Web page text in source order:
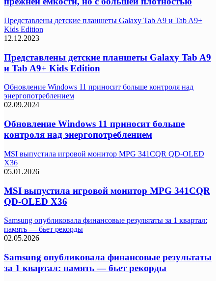
Представлены детские планшеты Galaxy Tab A9 и Tab A9+
Kids Edition
12.12.2023
Представлены детские планшеты Galaxy Tab A9
и Tab A9+ Kids Edition
Обновление Windows 11 приносит больше контроля над
энергопотреблением
02.09.2024
Обновление Windows 11 приносит больше
контроля над энергопотреблением
MSI выпустила игровой монитор MPG 341CQR QD-OLED
X36
05.01.2026
MSI выпустила игровой монитор MPG 341CQR
QD-OLED X36
Samsung опубликовала финансовые результаты за 1 квартал:
память — бьет рекорды
02.05.2026
Samsung опубликовала финансовые результаты
за 1 квартал: память — бьет рекорды